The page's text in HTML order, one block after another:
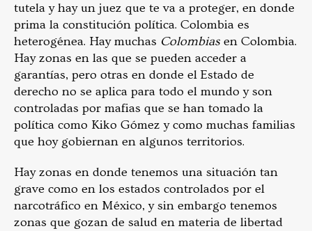
tutela y hay un juez que te va a proteger, en donde
prima la constitución política. Colombia es
heterogénea. Hay muchas Colombias en Colombia.
Hay zonas en las que se pueden acceder a
garantías, pero otras en donde el Estado de
derecho no se aplica para todo el mundo y son
controladas por mafias que se han tomado la
política como Kiko Gómez y como muchas familias
que hoy gobiernan en algunos territorios.
Hay zonas en donde tenemos una situación tan
grave como en los estados controlados por el
narcotráfico en México, y sin embargo tenemos
zonas que gozan de salud en materia de libertad